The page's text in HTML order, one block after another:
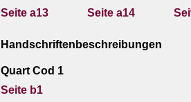
Seite a13
Seite a14
Handschriftenbeschreibungen
Quart Cod 1
Seite b1